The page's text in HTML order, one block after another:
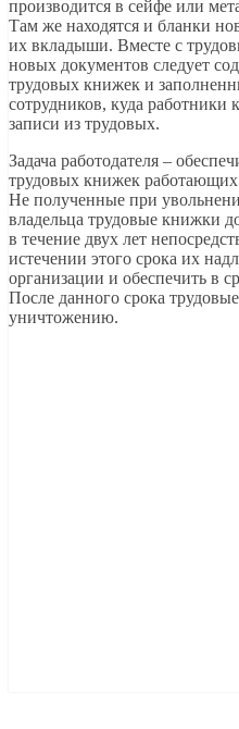
производится в сейфе или
Там же находятся и бланки
их вкладыши. Вместе с
новых документов следует
трудовых книжек и
сотрудников, куда
записи из трудовых.
Задача работодателя –
трудовых книжек
Не полученные при
владельца трудовые книжки
в течение двух лет
истечении этого срока их
организации и обеспечить в
После данного срока
уничтожению.